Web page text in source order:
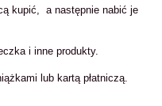
kupić, a następnie nabić je
i inne produkty.
lub kartą płatniczą.